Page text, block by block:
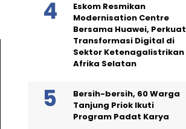
Eskom Resmikan
Modernisation Centre
Bersama Huawei, Perkuat
Transformasi Digital di
Sektor Ketenagalistrikan
Afrika Selatan
Bersih-bersih, 60 Warga
Tanjung Priok Ikuti
Program Padat Karya